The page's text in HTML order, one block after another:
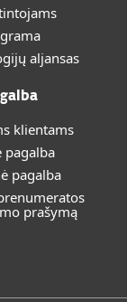
aljansas
klientams
pagalba
pagalba
prašymą